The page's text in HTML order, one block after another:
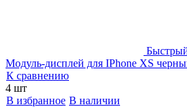
Модуль-дисплей для IPhone XS
К сравнению
4 шт
В избранное В наличии